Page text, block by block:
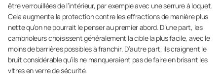
être verrouillées de l’intérieur, par exemple avec une serrure à loquet.
Cela augmente la protection contre les effractions de manière plus
nette qu’on ne pourrait le penser au premier abord. D’une part, les
cambrioleurs choisissent généralement la cible la plus facile, avec le
moins de barrières possibles à franchir. D’autre part, ils craignent le
bruit considérable qu’ils ne manqueraient pas de faire en brisant les
vitres en verre de sécurité.